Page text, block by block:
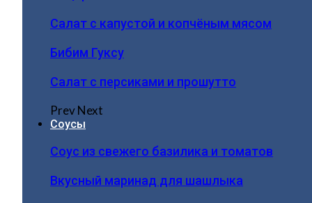
Салат с капустой и копчёным мясом
Бибим Гуксу
Салат с персиками и прошутто
PrevNext
Соусы
Соус из свежего базилика и томатов
Вкусный маринад для шашлыка